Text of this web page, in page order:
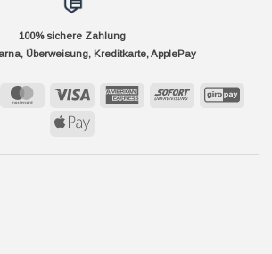
100% sichere Zahlung
Überweisung, Kreditkarte, ApplePay
MasterCard Visa
AmericanSofort
Apple